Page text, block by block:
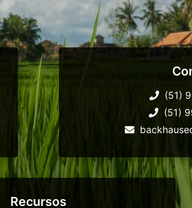
(51)
(51)
Recursos